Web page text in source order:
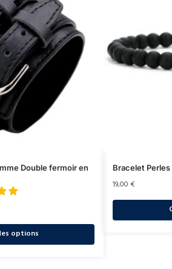
Double fermoir en
options
Bracelet
19,00 €